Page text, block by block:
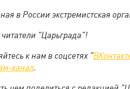
в России экстремистская
"Царьграда"!
к нам в соцсетях "
канал.